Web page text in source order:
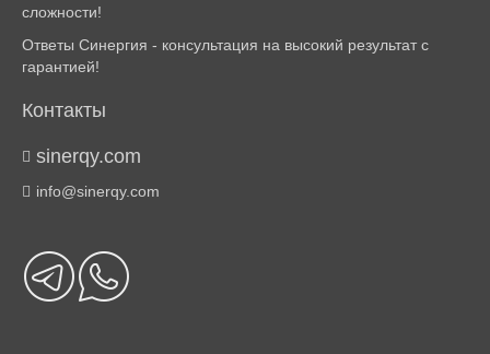
сложности!
Ответы Синергия - консультация на высокий результат с
гарантией!
Контакты
sinerqy.com
info@sinerqy.com